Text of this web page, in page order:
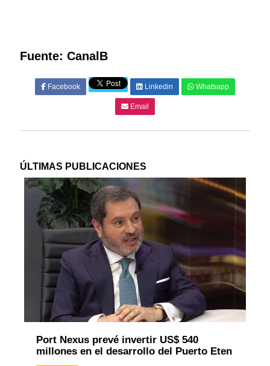
Fuente: CanalB
Facebook Linkedin Whatsapp
Email
ÚLTIMAS PUBLICACIONES
Port Nexus prevé invertir US$ 540
millones en el desarrollo del Puerto Eten